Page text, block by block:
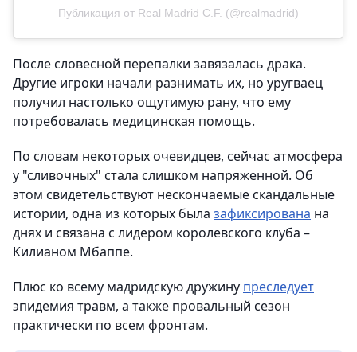
Публикация от Real Madrid C.F. (@realmadrid)
После словесной перепалки завязалась драка.
Другие игроки начали разнимать их, но уругваец
получил настолько ощутимую рану, что ему
потребовалась медицинская помощь.
По словам некоторых очевидцев, сейчас атмосфера
у "сливочных" стала слишком напряженной. Об
этом свидетельствуют нескончаемые скандальные
истории, одна из которых была зафиксирована на
днях и связана с лидером королевского клуба –
Килианом Мбаппе.
Плюс ко всему мадридскую дружину преследует
эпидемия травм, а также провальный сезон
практически по всем фронтам.